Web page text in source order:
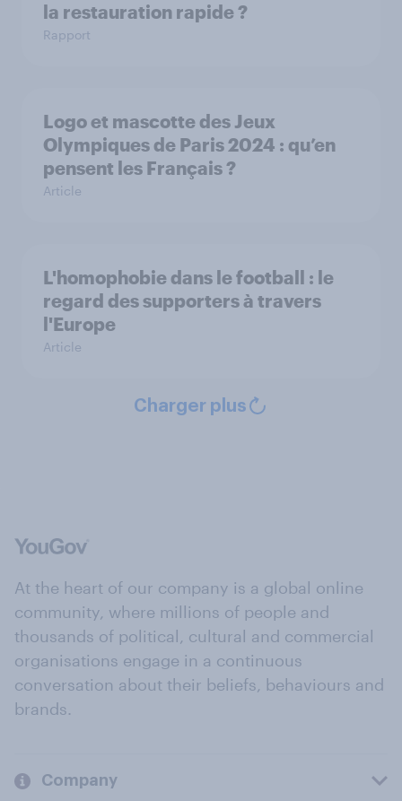
la restauration rapide ?
Rapport
Logo et mascotte des Jeux
Olympiques de Paris 2024 : qu’en
pensent les Français ?
Article
L'homophobie dans le football : le
regard des supporters à travers
l'Europe
Article
Charger plus
At the heart of our company is a global online
community, where millions of people and
thousands of political, cultural and commercial
organisations engage in a continuous
conversation about their beliefs, behaviours and
brands.
Company